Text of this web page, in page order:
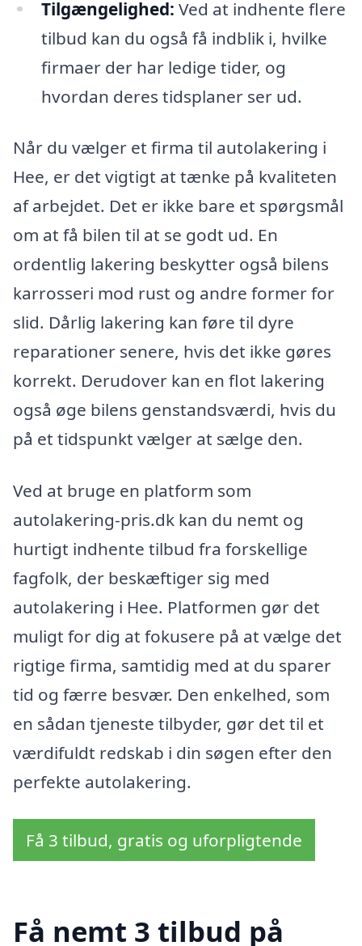
Tilgængelighed: Ved at indhente flere
tilbud kan du også få indblik i, hvilke
firmaer der har ledige tider, og
hvordan deres tidsplaner ser ud.
Når du vælger et firma til autolakering i
Hee, er det vigtigt at tænke på kvaliteten
af arbejdet. Det er ikke bare et spørgsmål
om at få bilen til at se godt ud. En
ordentlig lakering beskytter også bilens
karrosseri mod rust og andre former for
slid. Dårlig lakering kan føre til dyre
reparationer senere, hvis det ikke gøres
korrekt. Derudover kan en flot lakering
også øge bilens genstandsværdi, hvis du
på et tidspunkt vælger at sælge den.
Ved at bruge en platform som
autolakering-pris.dk kan du nemt og
hurtigt indhente tilbud fra forskellige
fagfolk, der beskæftiger sig med
autolakering i Hee. Platformen gør det
muligt for dig at fokusere på at vælge det
rigtige firma, samtidig med at du sparer
tid og færre besvær. Den enkelhed, som
en sådan tjeneste tilbyder, gør det til et
værdifuldt redskab i din søgen efter den
perfekte autolakering.
Få 3 tilbud, gratis og uforpligtende
Få nemt 3 tilbud på